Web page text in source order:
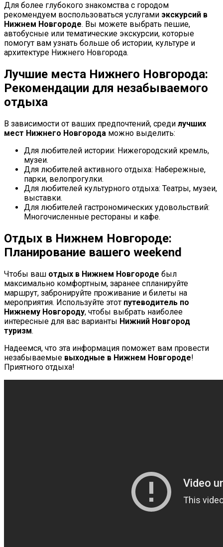
Для более глубокого знакомства с городом
рекомендуем воспользоваться услугами экскурсий в
Нижнем Новгороде. Вы можете выбрать пешие,
автобусные или тематические экскурсии, которые
помогут вам узнать больше об истории, культуре и
архитектуре Нижнего Новгорода.
Лучшие места Нижнего Новгорода:
Рекомендации для незабываемого
отдыха
В зависимости от ваших предпочтений, среди лучших
мест Нижнего Новгорода можно выделить:
Для любителей истории: Нижегородский кремль,
музеи.
Для любителей активного отдыха: Набережные,
парки, велопрогулки.
Для любителей культурного отдыха: Театры, музеи,
выставки.
Для любителей гастрономических удовольствий:
Многочисленные рестораны и кафе.
Отдых в Нижнем Новгороде:
Планирование вашего weekend
Чтобы ваш отдых в Нижнем Новгороде был
максимально комфортным, заранее спланируйте
маршрут, забронируйте проживание и билеты на
мероприятия. Используйте этот путеводитель по
Нижнему Новгороду, чтобы выбрать наиболее
интересные для вас варианты Нижний Новгород
туризм.
Надеемся, что эта информация поможет вам провести
незабываемые выходные в Нижнем Новгороде!
Приятного отдыха!